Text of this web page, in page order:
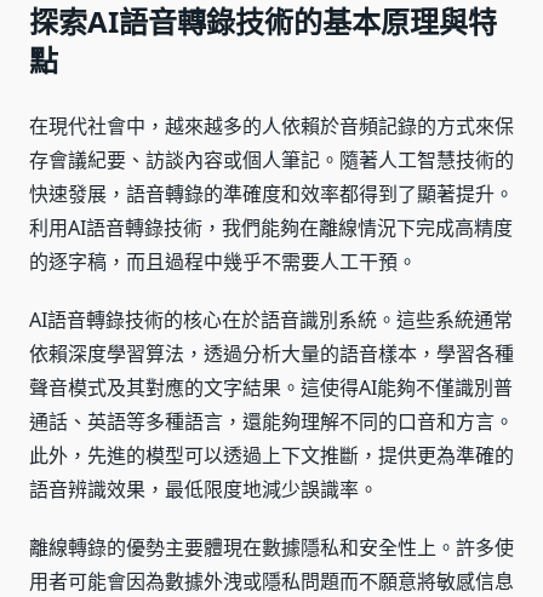
探索AI語音轉錄技術的基本原理與特
點
在現代社會中，越來越多的人依賴於音頻記錄的方式來保
存會議紀要、訪談內容或個人筆記。隨著人工智慧技術的
快速發展，語音轉錄的準確度和效率都得到了顯著提升。
利用AI語音轉錄技術，我們能夠在離線情況下完成高精度
的逐字稿，而且過程中幾乎不需要人工干預。
AI語音轉錄技術的核心在於語音識別系統。這些系統通常
依賴深度學習算法，透過分析大量的語音樣本，學習各種
聲音模式及其對應的文字結果。這使得AI能夠不僅識別普
通話、英語等多種語言，還能夠理解不同的口音和方言。
此外，先進的模型可以透過上下文推斷，提供更為準確的
語音辨識效果，最低限度地減少誤識率。
離線轉錄的優勢主要體現在數據隱私和安全性上。許多使
用者可能會因為數據外洩或隱私問題而不願意將敏感信息